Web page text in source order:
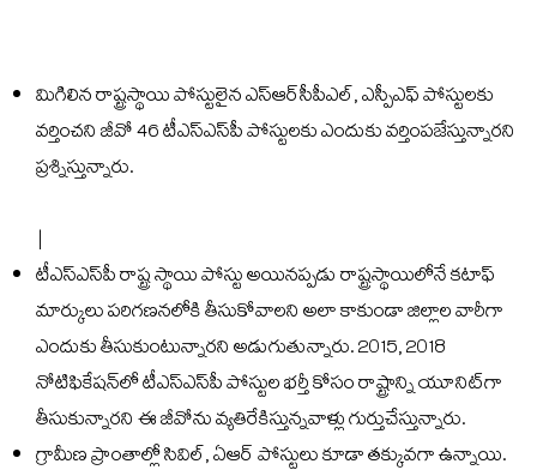
మిగిలిన రాష్ట్రస్థాయి పోస్టులైన ఎస్‌ఆర్‌సీపీఎల్‌, ఎస్పీఎఫ్‌ పోస్టులకు
వర్తించని జీవో 46 టీఎస్‌ఎస్‌పీ పోస్టులకు ఎందుకు వర్తింపజేస్తున్నారని
ప్రశ్నిస్తున్నారు.
|
టీఎస్‌ఎస్‌పీ రాష్ట్ర స్థాయి పోస్టు అయినప్పడు రాష్ట్రస్థాయిలోనే కటాఫ్‌
మార్కులు పరిగణనలోకి తీసుకోవాలని అలా కాకుండా జిల్లాల వారీగా
ఎందుకు తీసుకుంటున్నారని అడుగుతున్నారు. 2015, 2018
నోటిఫికేషన్‌లో టీఎస్‌ఎస్‌పీ పోస్టుల భర్తీ కోసం రాష్ట్రాన్ని యూనిట్‌గా
తీసుకున్నారని ఈ జీవోను వ్యతిరేకిస్తున్నవాళ్లు గుర్తుచేస్తున్నారు.
గ్రామీణ ప్రాంతాల్లో సివిల్‌, ఏఆర్‌ పోస్టులు కూడా తక్కువగా ఉన్నాయి.